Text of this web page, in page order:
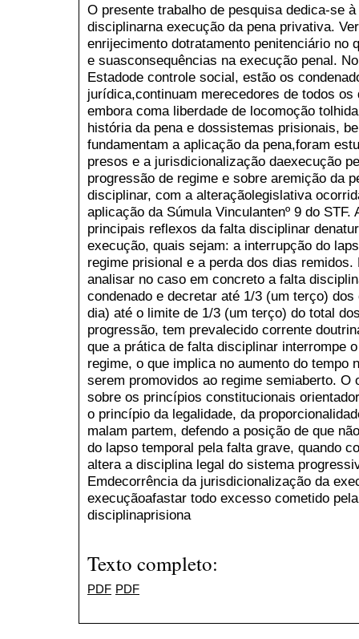
O presente trabalho de pesquisa dedica-se
disciplinarna execução da pena privativa.
enrijecimento dotratamento penitenciário no
e suasconsequências na execução penal.
Estadode controle social, estão os
jurídica,continuam merecedores de todos
embora coma liberdade de locomoção
história da pena e dossistemas prisionais,
fundamentam a aplicação da pena,foram
presos e a jurisdicionalização daexecução
progressão de regime e sobre aremição da
disciplinar, com a alteraçãolegislativa
aplicação da Súmula Vinculantenº 9 do
principais reflexos da falta disciplinar
execução, quais sejam: a interrupção do
regime prisional e a perda dos dias
analisar no caso em concreto a falta
condenado e decretar até 1/3 (um terço)
dia) até o limite de 1/3 (um terço) do total
progressão, tem prevalecido corrente
que a prática de falta disciplinar interrompe
regime, o que implica no aumento do tempo
serem promovidos ao regime semiaberto.
sobre os princípios constitucionais
o princípio da legalidade, da
malam partem, defendo a posição de que
do lapso temporal pela falta grave, quando
altera a disciplina legal do sistema
Emdecorrência da jurisdicionalização da
execuçãoafastar todo excesso cometido
disciplinaprisiona
Texto completo:
PDF PDF